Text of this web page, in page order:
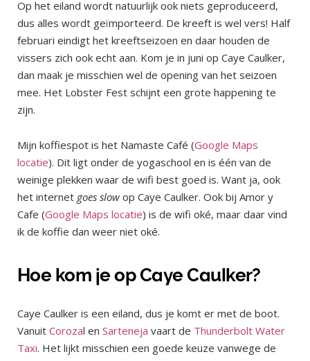
Op het eiland wordt natuurlijk ook niets geproduceerd,
dus alles wordt geïmporteerd. De kreeft is wel vers! Half
februari eindigt het kreeftseizoen en daar houden de
vissers zich ook echt aan. Kom je in juni op Caye Caulker,
dan maak je misschien wel de opening van het seizoen
mee. Het Lobster Fest schijnt een grote happening te
zijn.
Mijn koffiespot is het Namaste Café (Google Maps
locatie). Dit ligt onder de yogaschool en is één van de
weinige plekken waar de wifi best goed is. Want ja, ook
het internet goes slow op Caye Caulker. Ook bij Amor y
Cafe (Google Maps locatie) is de wifi oké, maar daar vind
ik de koffie dan weer niet oké.
Hoe kom je op Caye Caulker?
Caye Caulker is een eiland, dus je komt er met de boot.
Vanuit Corozal en Sarteneja vaart de Thunderbolt Water
Taxi. Het lijkt misschien een goede keuze vanwege de